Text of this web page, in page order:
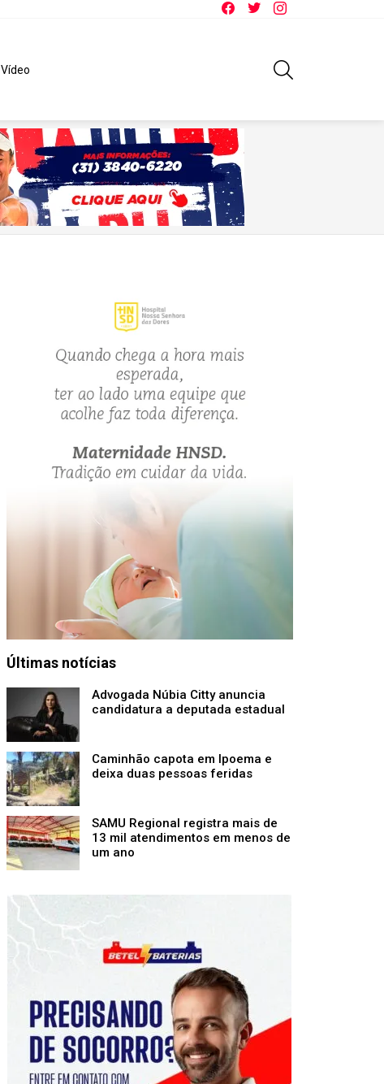
Vídeo
Últimas notícias
Advogada Núbia Citty anuncia
candidatura a deputada estadual
Caminhão capota em Ipoema e
deixa duas pessoas feridas
SAMU Regional registra mais de
13 mil atendimentos em menos de
um ano